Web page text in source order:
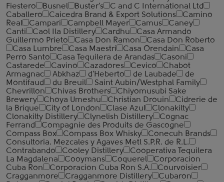
Fiestero
Busnel Buster's
C and C International Ltd
Caballero
Caicedra Brand & Export Solutions
Camino
Real
Campari Campbell Mayer Camus
Caney
Canti
Caol Ila Distillery Cardhu
Casa Armando
Guillermo Prieto
Casa Don Ramon
Casa Don Roberto
Casa Lumbre
Casa Maestri Casa Orendain
Casa
Perro Santo
Casa Tequilera de Arandas
Casoni
Castarede
Cavino Cazadores Cevico
Chabot
Armagnac
Abkhaz d'Heberto de Laubade
de
Montifaud
du Breuil
Saint Aubin/Westphal Family
Chevrillon
Chivas Brothers
Chiyomusubi Sake
Brewery
Choya Umeshu Christian Drouin
Cidrerie de
la Brique
City of London Clase Azul
Clonakilty
Clonakilty Distillery
Clynelish Distillery
Cognac
Ferrand
Compagnie des Produits de Gascogne
Compass Box
Compass Box Whisky
Conecuh Brands
Consultoria. Mezcales y Agaves Metl S.P.R. de R.L.
Contrabando
Cooley Distillery
Cooperativa Tequilera
La Magdalena
Cooymans Coquerel
Corporacion
Cuba Ron
Corporacion Cuba Ron S.A.
Courvoisier
Cragganmore
Cragganmore Distillery
Cubaron